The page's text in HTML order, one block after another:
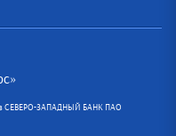
в СЕВЕРО-ЗАПАДНЫЙ БАНК ПАО